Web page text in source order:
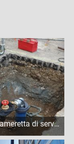
Scavo cameretta di servizio al pozzo - Corsico